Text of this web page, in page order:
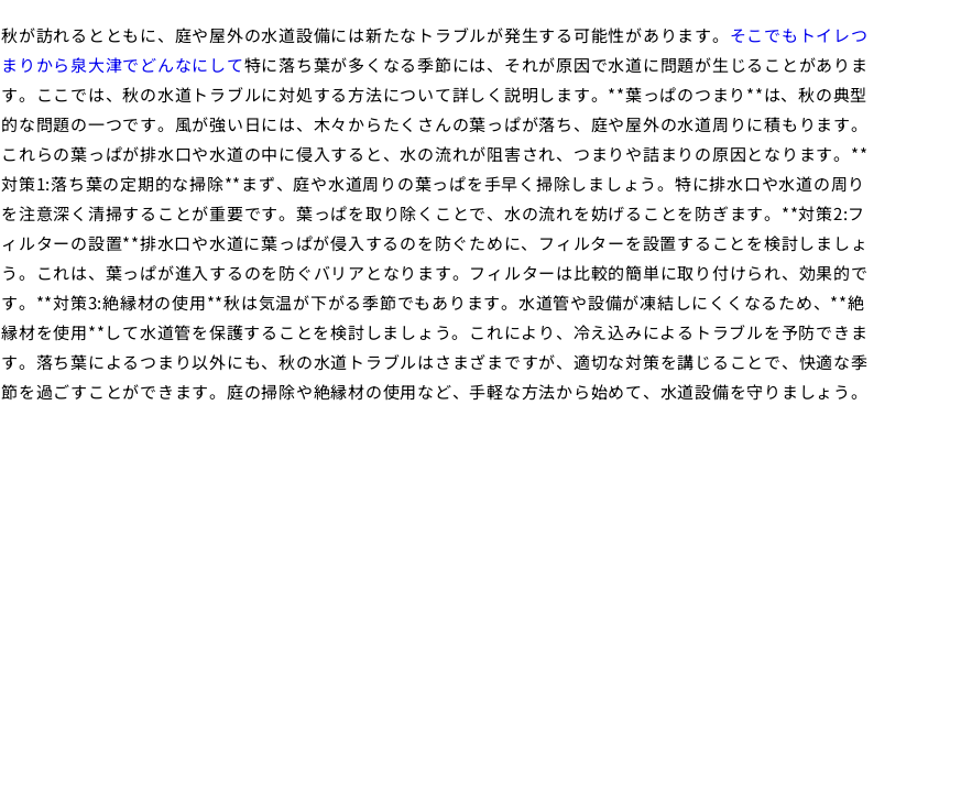
秋が訪れるとともに、庭や屋外の水道設備には新たなトラブルが発生する可能性があります。 そこでもトイレつ
まりから泉大津でどんなにして特に落ち葉が多くなる季節には、それが原因で水道に問題が生じることがありま
す。ここでは、秋の水道トラブルに対処する方法について詳しく説明します。**葉っぱのつまり**は、秋の典型
的な問題の一つです。風が強い日には、木々からたくさんの葉っぱが落ち、庭や屋外の水道周りに積もります。
これらの葉っぱが排水口や水道の中に侵入すると、水の流れが阻害され、つまりや詰まりの原因となります。**
対策1:落ち葉の定期的な掃除**まず、庭や水道周りの葉っぱを手早く掃除しましょう。特に排水口や水道の周り
を注意深く清掃することが重要です。葉っぱを取り除くことで、水の流れを妨げることを防ぎます。**対策2:フ
ィルターの設置**排水口や水道に葉っぱが侵入するのを防ぐために、フィルターを設置することを検討しましょ
う。これは、葉っぱが進入するのを防ぐバリアとなります。フィルターは比較的簡単に取り付けられ、効果的で
す。**対策3:絶縁材の使用**秋は気温が下がる季節でもあります。水道管や設備が凍結しにくくなるため、**絶
縁材を使用**して水道管を保護することを検討しましょう。これにより、冷え込みによるトラブルを予防できま
す。落ち葉によるつまり以外にも、秋の水道トラブルはさまざまですが、適切な対策を講じることで、快適な季
節を過ごすことができます。庭の掃除や絶縁材の使用など、手軽な方法から始めて、水道設備を守りましょう。